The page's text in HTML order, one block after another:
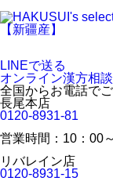
LINEで送る
オンライン漢方相談
全国からお電話で
長尾本店
0120-8931-81
営業時間：10：00
リバレイン店
0120-8931-15